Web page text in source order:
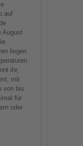
auf
August
liegen
ihr,
mit
von bis
für
oder